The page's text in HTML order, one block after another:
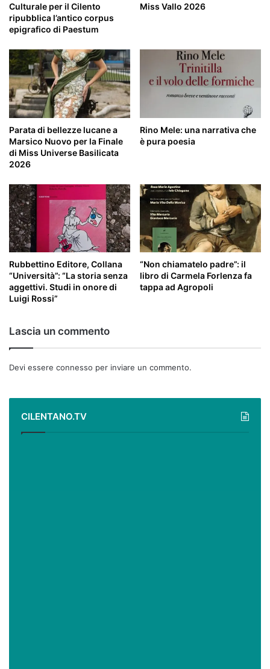
Culturale per il Cilento
ripubblica l’antico corpus
epigrafico di Paestum
Miss Vallo 2026
Parata di bellezze lucane a
Marsico Nuovo per la Finale
di Miss Universe Basilicata
2026
Rino Mele: una narrativa che
è pura poesia
Rubbettino Editore, Collana
“Università”: “La storia senza
aggettivi. Studi in onore di
Luigi Rossi”
“Non chiamatelo padre”: il
libro di Carmela Forlenza fa
tappa ad Agropoli
Lascia un commento
Devi essere connesso per inviare un commento.
CILENTANO.TV